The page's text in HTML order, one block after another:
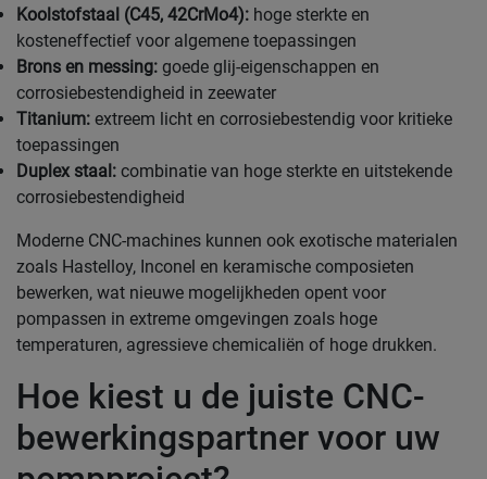
Koolstofstaal (C45, 42CrMo4): hoge sterkte en
kosteneffectief voor algemene toepassingen
Brons en messing: goede glij-eigenschappen en
corrosiebestendigheid in zeewater
Titanium: extreem licht en corrosiebestendig voor kritieke
toepassingen
Duplex staal: combinatie van hoge sterkte en uitstekende
corrosiebestendigheid
Moderne CNC-machines kunnen ook exotische materialen
zoals Hastelloy, Inconel en keramische composieten
bewerken, wat nieuwe mogelijkheden opent voor
pompassen in extreme omgevingen zoals hoge
temperaturen, agressieve chemicaliën of hoge drukken.
Hoe kiest u de juiste CNC-
bewerkingspartner voor uw